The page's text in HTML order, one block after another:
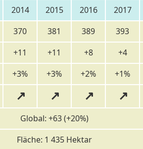
2014 2015 2016 2017
370 381 389 393
+11 +11 +8 +4
+3% +3% +2% +1%
↗ ↗ ↗ ↗
Global: +63 (+20%)
Fläche: 1 435 Hektar